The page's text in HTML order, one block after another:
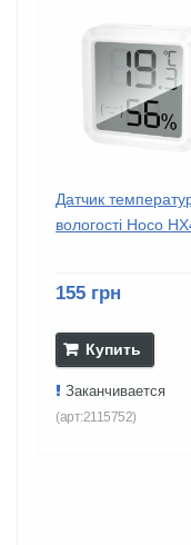
Датчик
вологості Hoco
155 грн
Купить
Заканчивается
(арт:2115752)